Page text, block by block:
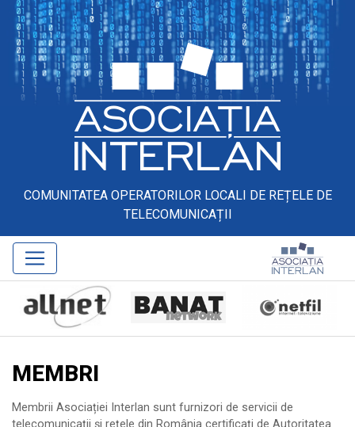
COMUNITATEA OPERATORILOR LOCALI DE REȚELE DE
TELECOMUNICAȚII
MEMBRI
Membrii Asociației Interlan sunt furnizori de servicii de